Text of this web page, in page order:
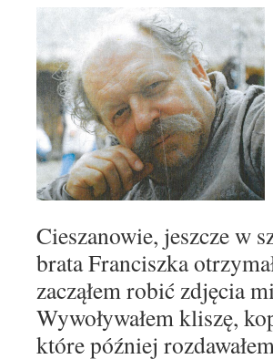
Cieszanowie, jeszcze w
brata Franciszka otrzy
zacząłem robićzdjęcia
Wywoływałem kliszę,
które później